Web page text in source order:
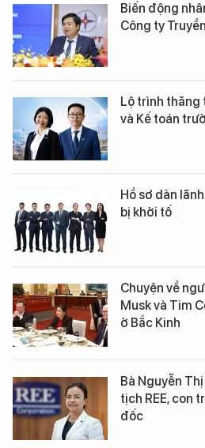
Biến động
Công ty
Lộ trình thăng
và Kế toán
Hồ sơ dàn
bị khởi tố
Chuyện về
Musk và Tim
ở Bắc Kinh
Bà Nguyễn
tịch REE, con
đốc